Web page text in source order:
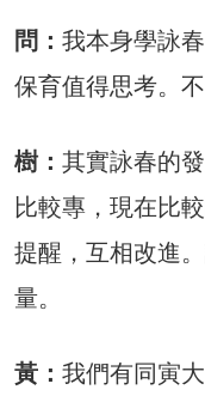
問： 我本身學詠
保育值得思考。
樹： 其實詠春的
比較專，現在比
提醒，互相改進
量。
黃： 我們有同寅